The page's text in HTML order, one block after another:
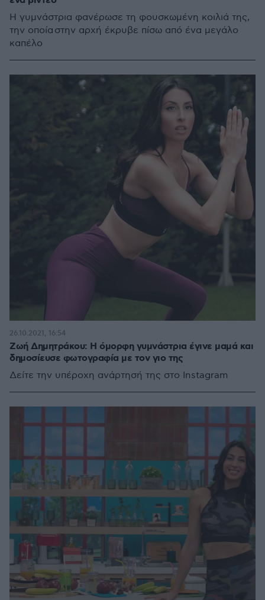
Η γυμνάστρια φανέρωσε τη φουσκωμένη κοιλιά της,
την οποία στην αρχή έκρυβε πίσω από ένα μεγάλο
καπέλο
Ζωή Δημητράκου: Η όμορφη γυμνάστρια έγινε μαμά και
δημοσίευσε φωτογραφία με τον γιο της
Δείτε την υπέροχη ανάρτησή της στο Instagram
26.10.2021, 16:54